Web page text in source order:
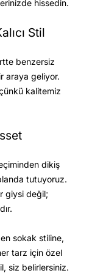
hissedin.
Stil
benzersiz
araya geliyor.
kalitemiz
dikiş
tutuyoruz.
giysi değil;
sokak stiline,
tarz için özel
siz belirlersiniz.